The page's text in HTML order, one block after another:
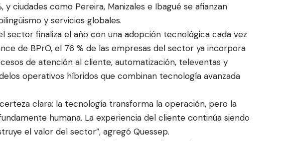
y ciudades como Pereira, Manizales e Ibagué se afianzan
y servicios globales.
sector finaliza el año con una adopción tecnológica cada vez
de BPrO, el 76 % de las empresas del sector ya incorpora
de atención al cliente, automatización, televentas y
operativos híbridos que combinan tecnología avanzada
clara: la tecnología transforma la operación, pero la
humana. La experiencia del cliente continúa siendo
el valor del sector”, agregó Quessep.